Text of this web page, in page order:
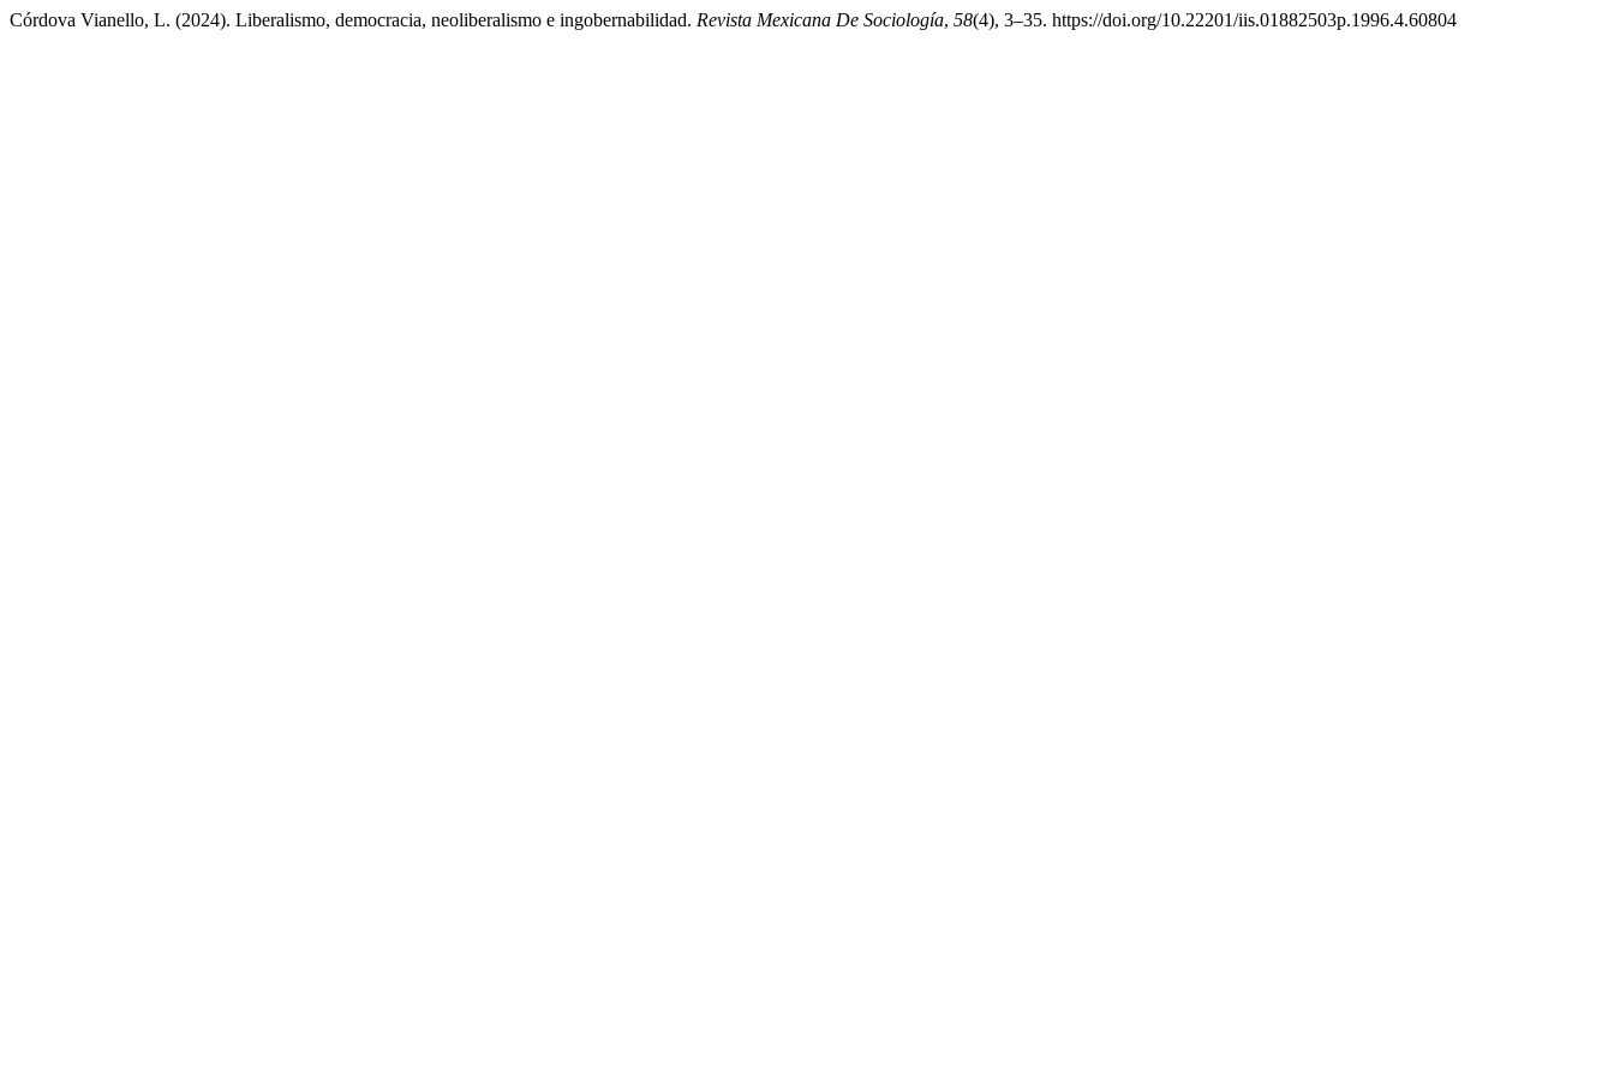
Córdova Vianello, L. (2024). Liberalismo, democracia, neoliberalismo e ingobernabilidad. Revista Mexicana De Sociología, 58(4), 3–35. https://doi.org/10.22201/iis.01882503p.1996.4.60804